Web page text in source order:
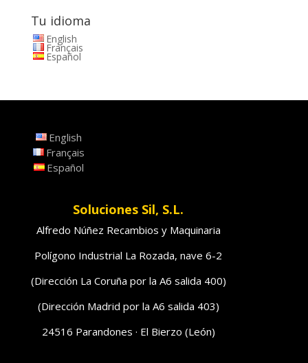
Tu idioma
English
Français
Español
English
Français
Español
Soluciones Sil, S.L.
Alfredo Núñez Recambios y Maquinaria
Polígono Industrial La Rozada, nave 6-2
(Dirección La Coruña por la A6 salida 400)
(Dirección Madrid por la A6 salida 403)
24516 Parandones · El Bierzo (León)